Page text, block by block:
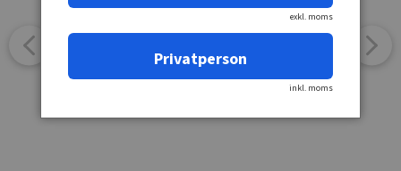
exkl. moms
Privatperson
inkl. moms